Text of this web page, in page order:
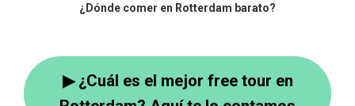
¿Dónde comer en Rotterdam barato?
▶ ¿Cuál es el mejor free tour en